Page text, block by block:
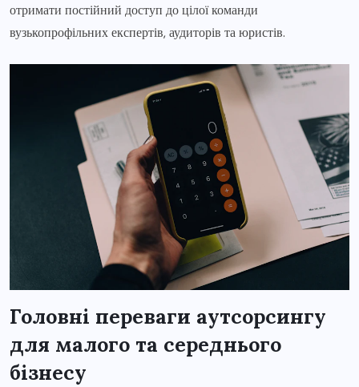
отримати постійний доступ до цілої команди
вузькопрофільних експертів, аудиторів та юристів.
Головні переваги аутсорсингу
для малого та середнього
бізнесу